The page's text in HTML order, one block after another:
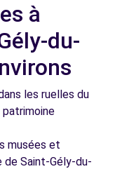
à
du-
les ruelles du
musées et
Saint-Gély-du-